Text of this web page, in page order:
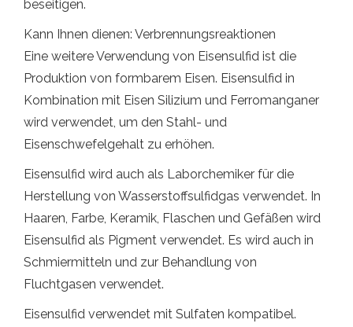
beseitigen.
Kann Ihnen dienen: Verbrennungsreaktionen
Eine weitere Verwendung von Eisensulfid ist die
Produktion von formbarem Eisen. Eisensulfid in
Kombination mit Eisen Silizium und Ferromanganer
wird verwendet, um den Stahl- und
Eisenschwefelgehalt zu erhöhen.
Eisensulfid wird auch als Laborchemiker für die
Herstellung von Wasserstoffsulfidgas verwendet. In
Haaren, Farbe, Keramik, Flaschen und Gefäßen wird
Eisensulfid als Pigment verwendet. Es wird auch in
Schmiermitteln und zur Behandlung von
Fluchtgasen verwendet.
Eisensulfid verwendet mit Sulfaten kompatibel.